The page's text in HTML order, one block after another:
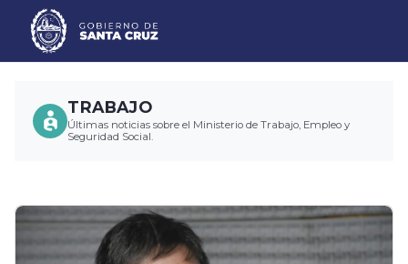
TRABAJO
Últimas noticias sobre el Ministerio de Trabajo, Empleo y
Seguridad Social.